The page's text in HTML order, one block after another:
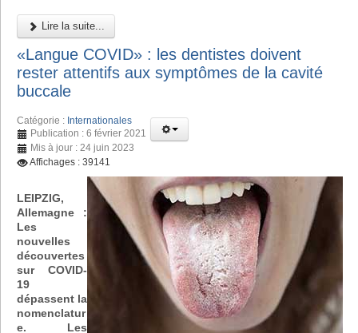
Lire la suite...
«Langue COVID» : les dentistes doivent
rester attentifs aux symptômes de la cavité
buccale
Catégorie : Internationales
Publication : 6 février 2021
Mis à jour : 24 juin 2023
Affichages : 39141
LEIPZIG,
Allemagne :
Les
nouvelles
découvertes
sur COVID-
19
dépassent la
nomenclatur
e. Les